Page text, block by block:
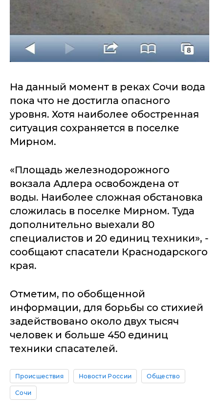
На данный момент в реках Сочи вода
пока что не достигла опасного
уровня. Хотя наиболее обостренная
ситуация сохраняется в поселке
Мирном.
«Площадь железнодорожного
вокзала Адлера освобождена от
воды. Наиболее сложная обстановка
сложилась в поселке Мирном. Туда
дополнительно выехали 80
специалистов и 20 единиц техники», -
сообщают спасатели Краснодарского
края.
Отметим, по обобщенной
информации, для борьбы со стихией
задействовано около двух тысяч
человек и больше 450 единиц
техники спасателей.
Происшествия Новости России Общество
Сочи